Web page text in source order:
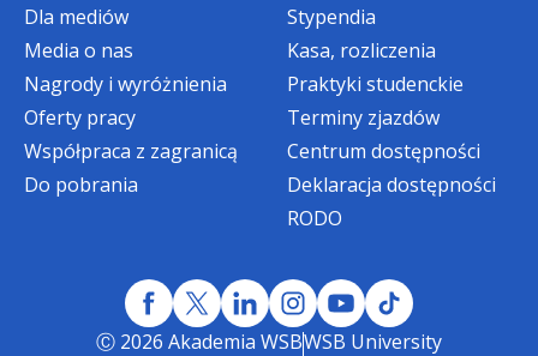
(bonifikata rozliczana w ramach IV i V raty
czesnego w semestrze I)
Bonifikata terminowa:
- dla osób, które zarejestrują się
on-line i złożą komplet dokumentów
STUDIA MAGISTERSKIE
Agata Żuraw, Specjalista ds. studenckich i
rekrutacji
Dla mediów
Media o nas
Nagrody i wyróżnienia
Oferty pracy
Współpraca z zagranicą
Do pobrania
Stypendia
Kasa, rozliczenia
Praktyki studenckie
Terminy zjazdów
Centrum dostępności
Deklaracja dostępności
RODO
Ⓒ 2026 Akademia WSBWSB University